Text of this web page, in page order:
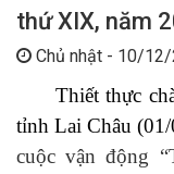
thứ XIX, năm
Chủ nhật - 10/
Thiết thực
tỉnh Lai Châu
cuộc vận động